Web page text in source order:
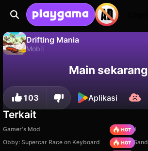
Drifting Mania
Mobil
Simpan progresnya!
Main sekarang
103 Aplikasi
Terkait
Gamer's Mod
TB World
Obby: Supercar Race on Keyboard